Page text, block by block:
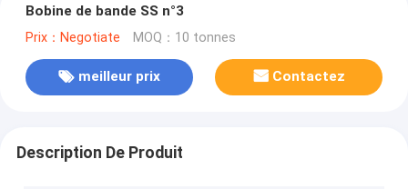
Bobine de bande SS n°3
Prix：Negotiate MOQ：10 tonnes
meilleur prix Contactez
Description De Produit